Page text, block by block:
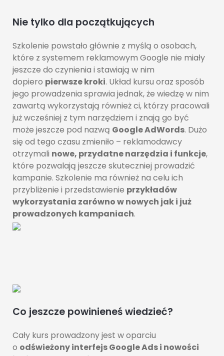
Nie tylko dla początkujących
Szkolenie powstało głównie z myślą o osobach,
które z systemem reklamowym Google nie miały
jeszcze do czynienia i stawiają w nim
dopiero pierwsze kroki. Układ kursu oraz sposób
jego prowadzenia sprawia jednak, że wiedzę w nim
zawartą wykorzystają również ci, którzy pracowali
już wcześniej z tym narzędziem i znają go być
może jeszcze pod nazwą Google AdWords. Dużo
się od tego czasu zmieniło – reklamodawcy
otrzymali nowe, przydatne narzędzia i funkcje,
które pozwalają jeszcze skuteczniej prowadzić
kampanie. Szkolenie ma również na celu ich
przybliżenie i przedstawienie przykładów
wykorzystania zarówno w nowych jak i już
prowadzonych kampaniach.
Co jeszcze powinieneś wiedzieć?
Cały kurs prowadzony jest w oparciu
o odświeżony interfejs Google Ads i nowości